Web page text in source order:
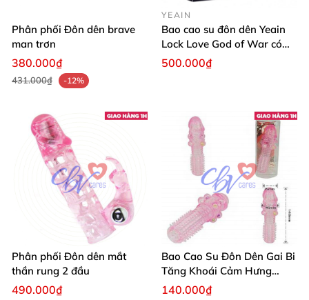
Phân phối Đôn dên brave
man trơn
380.000₫
431.000₫ -12%
YEAIN
Bao cao su đôn dên Yeain
Lock Love God of War có
rung
500.000₫
Phân phối Đôn dên mắt
thần rung 2 đầu
490.000₫
Bao Cao Su Đôn Dên Gai Bi
Tăng Khoái Cảm Hưng
Phấn
140.000₫